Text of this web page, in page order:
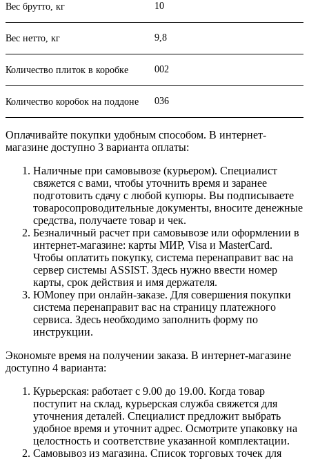
Вес брутто, кг 10
Вес нетто, кг 9,8
Количество плиток в коробке 002
Количество коробок на поддоне 036
Оплачивайте покупки удобным способом. В интернет-
магазине доступно 3 варианта оплаты:
Наличные при самовывозе (курьером). Специалист
свяжется с вами, чтобы уточнить время и заранее
подготовить сдачу с любой купюры. Вы подписываете
товаросопроводительные документы, вносите денежные
средства, получаете товар и чек.
Безналичный расчет при самовывозе или оформлении в
интернет-магазине: карты МИР, Visa и MasterCard.
Чтобы оплатить покупку, система перенаправит вас на
сервер системы ASSIST. Здесь нужно ввести номер
карты, срок действия и имя держателя.
ЮMoney при онлайн-заказе. Для совершения покупки
система перенаправит вас на страницу платежного
сервиса. Здесь необходимо заполнить форму по
инструкции.
Экономьте время на получении заказа. В интернет-магазине
доступно 4 варианта:
Курьерская: работает с 9.00 до 19.00. Когда товар
поступит на склад, курьерская служба свяжется для
уточнения деталей. Специалист предложит выбрать
удобное время и уточнит адрес. Осмотрите упаковку на
целостность и соответствие указанной комплектации.
Самовывоз из магазина. Список торговых точек для